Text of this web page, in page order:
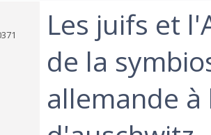
‎Les juifs et
de la
allemande